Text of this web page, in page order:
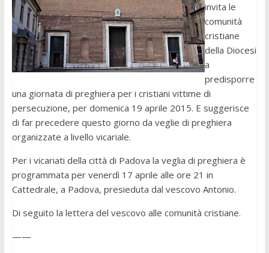
invita le
comunità
cristiane
della Diocesi
a
predisporre
una giornata di preghiera per i cristiani vittime di
persecuzione, per domenica 19 aprile 2015. E suggerisce
di far precedere questo giorno da veglie di preghiera
organizzate a livello vicariale.
Per i vicariati della città di Padova la veglia di preghiera è
programmata per venerdì 17 aprile alle ore 21 in
Cattedrale, a Padova, presieduta dal vescovo Antonio.
Di seguito la lettera del vescovo alle comunità cristiane.
——